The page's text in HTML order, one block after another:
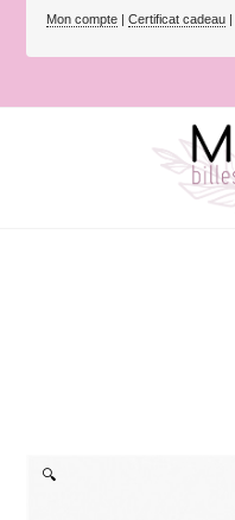
Mon compte | Certificat cadeau |
🔍